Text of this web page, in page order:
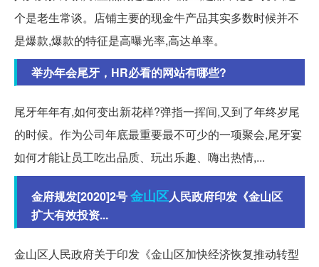
个是老生常谈。店铺主要的现金牛产品其实多数时候并不
是爆款,爆款的特征是高曝光率,高达单率。
举办年会尾牙，HR必看的网站有哪些?
尾牙年年有,如何变出新花样?弹指一挥间,又到了年终岁尾
的时候。作为公司年底最重要最不可少的一项聚会,尾牙宴
如何才能让员工吃出品质、玩出乐趣、嗨出热情,...
金府规发[2020]2号金山区人民政府印发《金山区
扩大有效投资...
金山区人民政府关于印发《金山区加快经济恢复推动转型